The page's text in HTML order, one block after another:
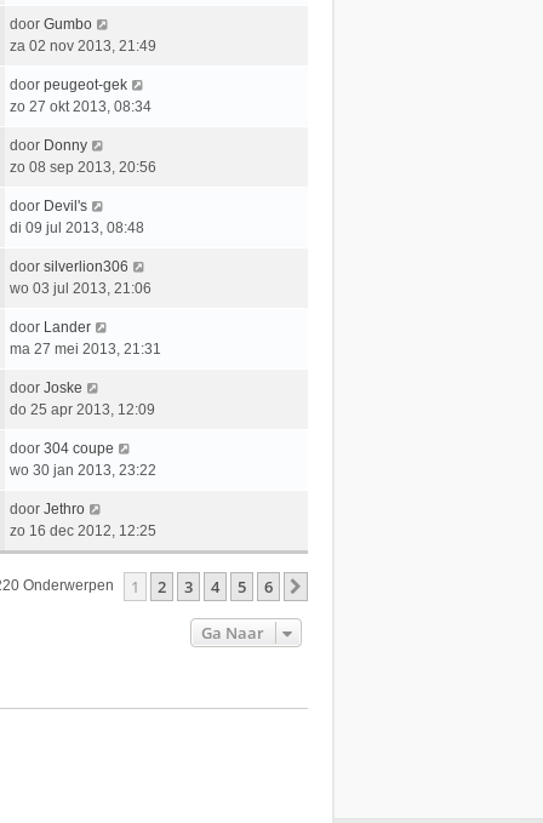
c
h
e
c
h
e
b
e
c
h
t
s
e
b
e
c
h
L
a
t
s
e
b
e
c
h
door Gumbo
za 02 nov 2013, 21:49
L
a
t
s
e
b
e
c
h
door peugeot-gek
zo 27 okt 2013, 08:34
L
a
t
s
e
b
e
c
h
door Donny
zo 08 sep 2013, 20:56
L
a
t
s
e
b
e
c
h
door Devil's
di 09 jul 2013, 08:48
L
a
t
s
e
b
e
c
h
t
door silverlion306
wo 03 jul 2013, 21:06
L
a
t
s
e
b
e
h
door Lander
ma 27 mei 2013, 21:31
L
a
t
s
e
b
r
door Joske
do 25 apr 2013, 12:09
L
a
t
s
t
e
h
door 304 coupe
wo 30 jan 2013, 23:22
L
a
a
s
r
door Jethro
zo 16 dec 2012, 12:25
Onderwerpen 1 2 3 4 5 6
Ga Naar